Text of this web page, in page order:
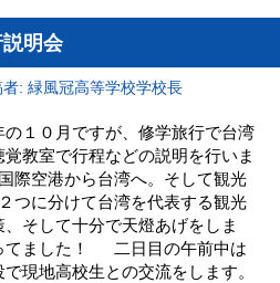
明会
者: 緑風冠高等学校学校長
１０月ですが、修学旅行で台湾
教室で行程などの説明を行いま
空港から台湾へ。そして観光
に分けて台湾を代表する観光
そして十分で天燈あげをしま
てました！ 二日目の午前中は
現地高校生との交流をします。